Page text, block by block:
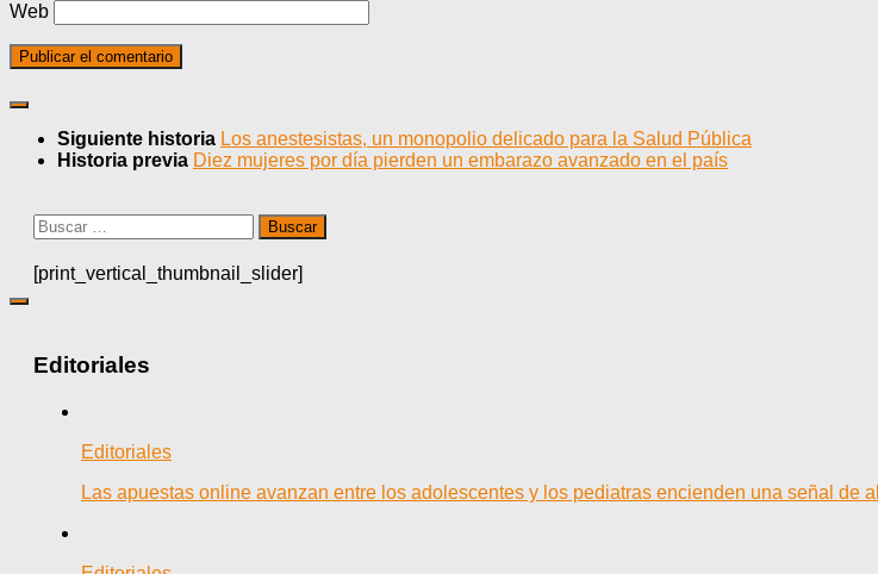
Web
Siguiente historia Los anestesistas, un monopolio delicado para la Salud Pública
Historia previa Diez mujeres por día pierden un embarazo avanzado en el país
Buscar:
[print_vertical_thumbnail_slider]
Editoriales
Editoriales
Las apuestas online avanzan entre los adolescentes y los pediatras encienden una señal de